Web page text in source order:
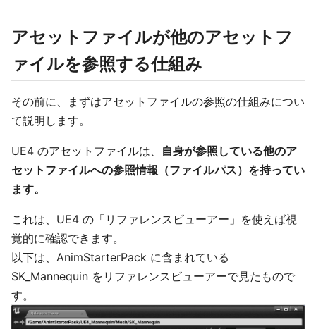
アセットファイルが他のアセットフ
ァイルを参照する仕組み
その前に、まずはアセットファイルの参照の仕組みについ
て説明します。
UE4 のアセットファイルは、 自身が参照している他のア
セットファイルへの参照情報（ファイルパス）を持ってい
ます。
これは、UE4 の「リファレンスビューアー」を使えば視
覚的に確認できます。
以下は、AnimStarterPack に含まれている
SK_Mannequin をリファレンスビューアーで見たもので
す。